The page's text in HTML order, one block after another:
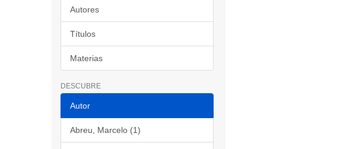
Autores
Títulos
Materias
DESCUBRE
Autor
Abreu, Marcelo (1)